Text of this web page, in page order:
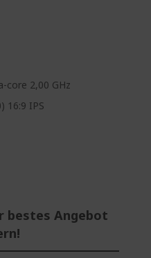
core 2,00 GHz
16:9 IPS
bestes Angebot